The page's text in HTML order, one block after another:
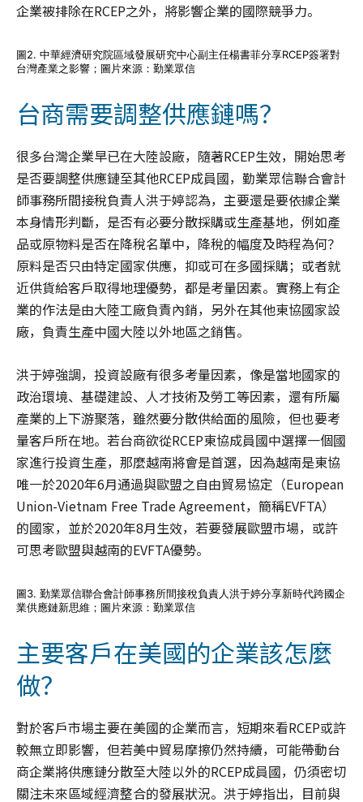
企業被排除在RCEP之外，將影響企業的國際競爭力。
圖2. 中華經濟研究院區域發展研究中心副主任楊書菲分享RCEP簽署對
台灣產業之影響；圖片來源：勤業眾信
台商需要調整供應鏈嗎？
很多台灣企業早已在大陸設廠，隨著RCEP生效，開始思考
是否要調整供應鏈至其他RCEP成員國，勤業眾信聯合會計
師事務所間接稅負責人洪于婷認為，主要還是要依據企業
本身情形判斷，是否有必要分散採購或生產基地，例如產
品或原物料是否在降稅名單中，降稅的幅度及時程為何？
原料是否只由特定國家供應，抑或可在多國採購；或者就
近供貨給客戶取得地理優勢，都是考量因素。實務上有企
業的作法是由大陸工廠負責內銷，另外在其他東協國家設
廠，負責生產中國大陸以外地區之銷售。
洪于婷強調，投資設廠有很多考量因素，像是當地國家的
政治環境、基礎建設、人才技術及勞工等因素，還有所屬
產業的上下游聚落，雖然要分散供給面的風險，但也要考
量客戶所在地。若台商欲從RCEP東協成員國中選擇一個國
家進行投資生產，那麼越南將會是首選，因為越南是東協
唯一於2020年6月通過與歐盟之自由貿易協定（European
Union-Vietnam Free Trade Agreement，簡稱EVFTA）
的國家，並於2020年8月生效，若要發展歐盟市場，或許
可思考歐盟與越南的EVFTA優勢。
圖3. 勤業眾信聯合會計師事務所間接稅負責人洪于婷分享新時代跨國企
業供應鏈新思維；圖片來源：勤業眾信
主要客戶在美國的企業該怎麼
做？
對於客戶市場主要在美國的企業而言，短期來看RCEP或許
較無立即影響，但若美中貿易摩擦仍然持續，可能帶動台
商企業將供應鏈分散至大陸以外的RCEP成員國，仍須密切
關注未來區域經濟整合的發展狀況。洪于婷指出，目前與